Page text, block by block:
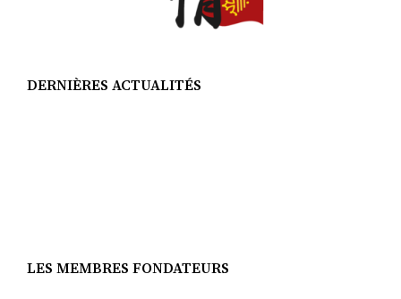
DERNIÈRES ACTUALITÉS
LES MEMBRES FONDATEURS